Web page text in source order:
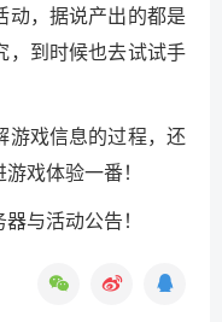
动，据说产出的都是
，到时候也去试试手
游戏信息的过程，还
戏体验一番！